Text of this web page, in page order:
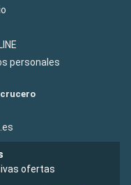
personales
ofertas